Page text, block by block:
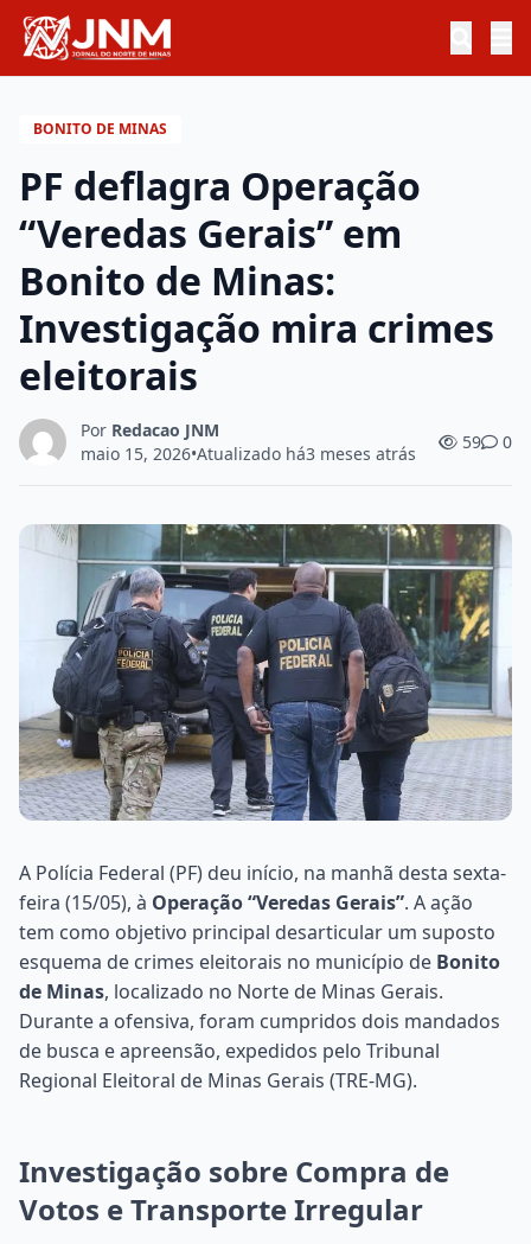
BONITO DE MINAS
PF deflagra Operação
“Veredas Gerais” em
Bonito de Minas:
Investigação mira crimes
eleitorais
Por Redacao JNM
maio 15, 2026•Atualizado há3 meses atrás
59 0
A Polícia Federal (PF) deu início, na manhã desta sexta-
feira (15/05), à Operação “Veredas Gerais”. A ação
tem como objetivo principal desarticular um suposto
esquema de crimes eleitorais no município de Bonito
de Minas, localizado no Norte de Minas Gerais.
Durante a ofensiva, foram cumpridos dois mandados
de busca e apreensão, expedidos pelo Tribunal
Regional Eleitoral de Minas Gerais (TRE-MG).
Investigação sobre Compra de
Votos e Transporte Irregular